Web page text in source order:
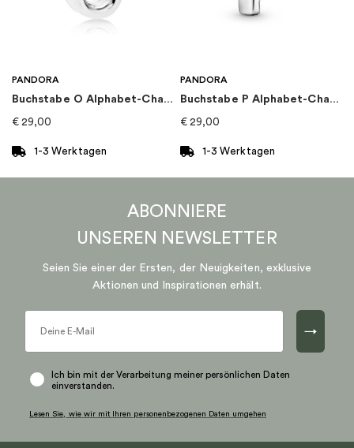
PANDORA
Buchstabe O Alphabet-Charm
€ 29,00
1-3 Werktagen
PANDORA
Buchstabe P Alphabet-Charm
€ 29,00
1-3 Werktagen
ABONNIERE
UNSEREN NEWSLETTER
Seien Sie einer der Ersten, der Neuigkeiten, exklusive
Aktionen und Inspirationen erhält.
→
Ich bin mit der Verarbeitung meiner persönlichen Daten
einverstanden.
Lesen Sie, wie wir mit Ihren personenbezogenen Daten umgehen